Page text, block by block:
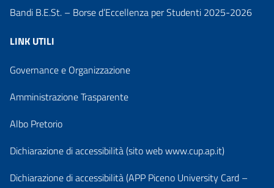
Bandi B.E.St. – Borse d’Eccellenza per Studenti 2025-2026
LINK UTILI
Governance e Organizzazione
Amministrazione Trasparente
Albo Pretorio
Dichiarazione di accessibilità (sito web www.cup.ap.it)
Dichiarazione di accessibilità (APP Piceno University Card –